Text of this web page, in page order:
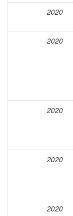
2020
2020
2020
2020
2020